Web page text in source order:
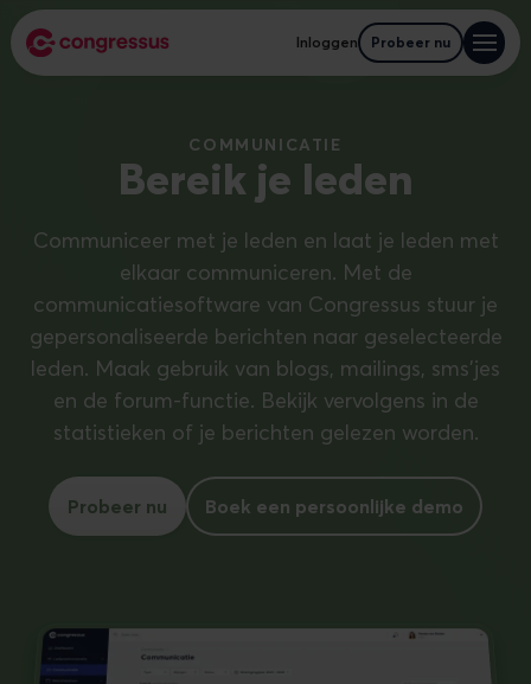
Inloggen Probeer nu
COMMUNICATIE
Bereik je leden
Communiceer met je leden en laat je leden met
elkaar communiceren. Met de
communicatiesoftware van Congressus stuur je
gepersonaliseerde berichten naar geselecteerde
leden. Maak gebruik van blogs, mailings, sms'jes
en de forum-functie. Bekijk vervolgens in de
statistieken of je berichten gelezen worden.
Probeer nu Boek een persoonlijke demo